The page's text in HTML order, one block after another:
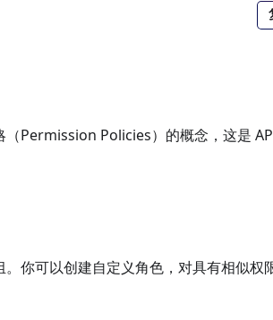
Permission Policies）的概念，这是
你可以创建自定义角色，对具有相似权